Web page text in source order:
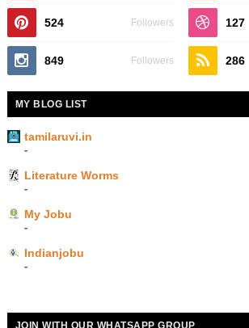
524 Followers 127
849 Followers 286
MY BLOG LIST
tamilaruvi.in
-
Literature Worms
-
My Jobu
-
Indianjobu
-